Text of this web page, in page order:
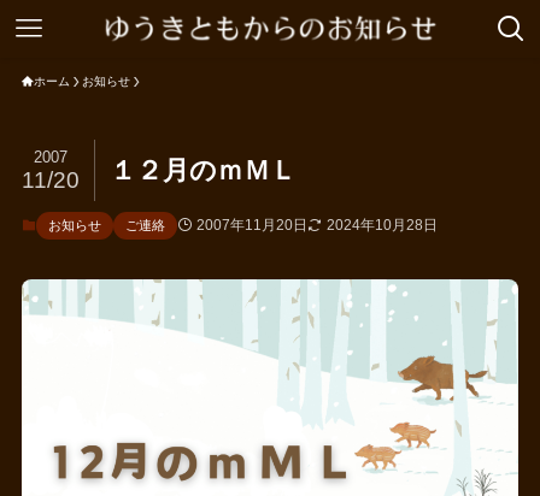
ホーム お知らせ
１２月のｍＭＬ
2007
11/20
お知らせ ご連絡 2007年11月20日 2024年10月28日